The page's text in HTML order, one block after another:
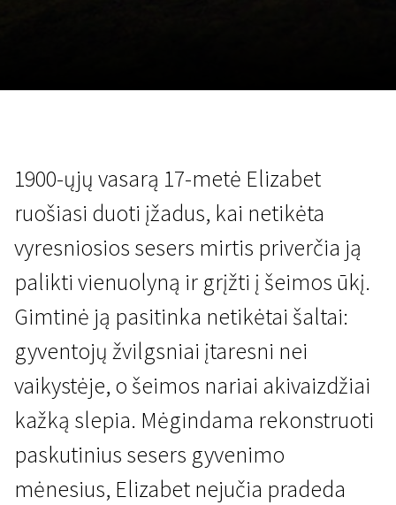
1900-ųjų vasarą 17-metė Elizabet
ruošiasi duoti įžadus, kai netikėta
vyresniosios sesers mirtis priverčia ją
palikti vienuolyną ir grįžti į šeimos ūkį.
Gimtinė ją pasitinka netikėtai šaltai:
gyventojų žvilgsniai įtaresni nei
vaikystėje, o šeimos nariai akivaizdžiai
kažką slepia. Mėgindama rekonstruoti
paskutinius sesers gyvenimo
mėnesius, Elizabet nejučia pradeda